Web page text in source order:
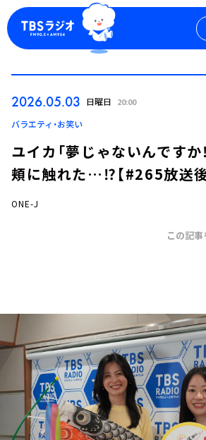
ログイン
イベント・グッズ
YouTube
会社情報
2026.05.03 日曜日 20:00
バラエティ・お笑い
ユイカ「夢じゃないんです
頬に触れた…⁉【#265放送後
ONE-J
この記